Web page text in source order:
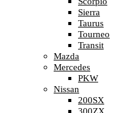
Sierra
Taurus
Tourneo
Transit
Mazda
Mercedes
PKW
Nissan
200SX